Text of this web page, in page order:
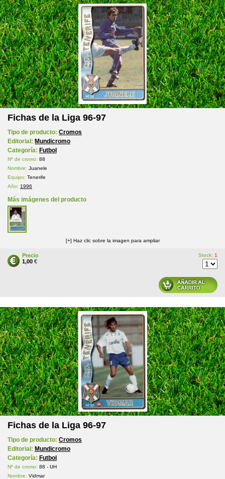
Fichas de la Liga 96-97
Tipo de producto: Cromos
Editorial: Mundicromo
Categoría: Futbol
Nº de cromo: 88
Nombre: Juanele
Equipo: Tenerife
Año: 1996
Más imágenes del producto
[+] Haz clic sobre la imagen para ampliar
Precio
1,00 €
Stock: 1
Fichas de la Liga 96-97
Tipo de producto: Cromos
Editorial: Mundicromo
Categoría: Futbol
Nº de cromo: 88 - UH
Nombre: Vidmar